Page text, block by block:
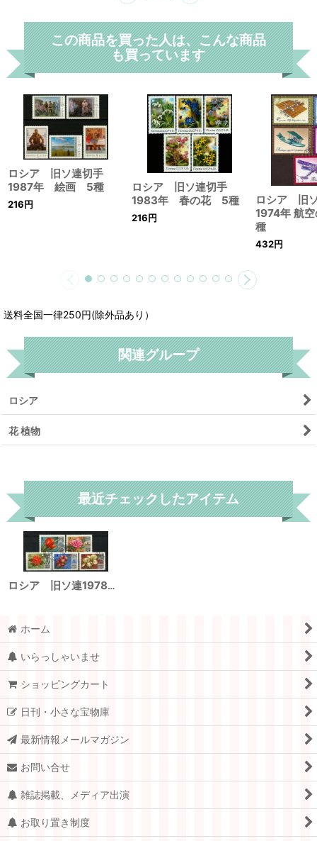
この商品を買った人は、こんな商品
も買っています
ロシア 旧ソ連切手
1987年 絵画 5種
216円
ロシア 旧ソ連切手
1983年 春の花 5種
ロシア 旧
1974年 航
種
432
関連グループ
最近チェックしたアイテム
ロシア 旧ソ連1978年 モスクワの花 5種
ホーム
いらっしゃいませ
ショッピングカート
日刊・小さな宝物庫
最新情報メールマガジン
お問い合せ
雑誌掲載、メディア出演
お取り置き制度